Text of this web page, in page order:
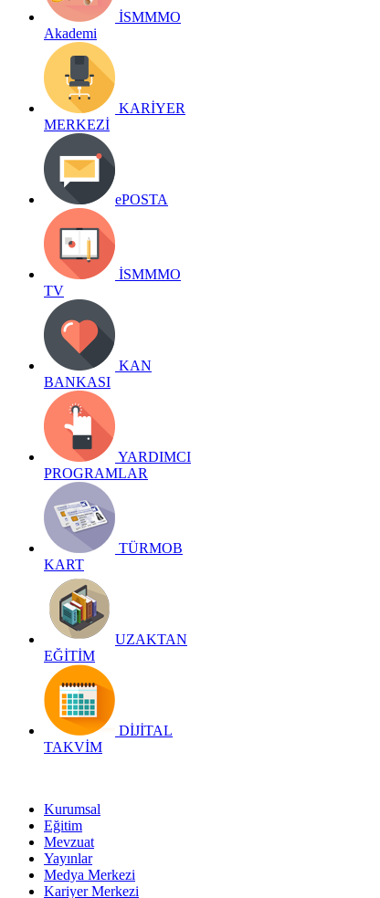
İSMMMO
Akademi
KARİYER
MERKEZİ
ePOSTA
İSMMMO
TV
KAN
BANKASI
YARDIMCI
PROGRAMLAR
TÜRMOB
KART
UZAKTAN
EĞİTİM
DİJİTAL
TAKVİM
Kurumsal
Eğitim
Mevzuat
Yayınlar
Medya Merkezi
Kariyer Merkezi